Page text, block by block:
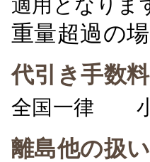
重量超過の
代引き手数料
全国一律
離島他の扱い